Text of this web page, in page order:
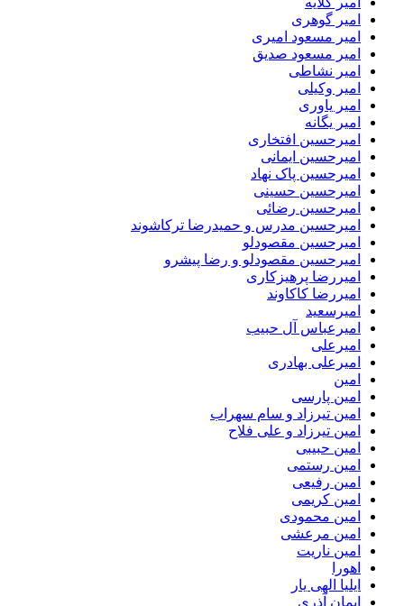
امیر گوهری
امیر مسعود امیری
امیر مسعود صدیق
امیر نشاطی
امیر وکیلی
امیر یاوری
امیر یگانه
امیرحسین افتخاری
امیرحسین ایمانی
امیرحسین پاک نهاد
امیرحسین حسینی
امیرحسین رضائی
امیرحسین مدرس و حمیدرضا ترکاشوند
امیرحسین مقصودلو
امیرحسین مقصودلو و رضا پیشرو
امیررضا پرهیزکاری
امیررضا کاکاوند
امیرسعید
امیرعباس آل حبیب
امیرعلی
امیرعلی بهادری
امین
امین پارسی
امین تیرزاد و سام سهراب
امین تیرزاد و علی فلاح
امین حبیبی
امین رستمی
امین رفیعی
امین کریمی
امین محمودی
امین مرعشی
امین ناریت
اهورا
ایلیا الهی یار
ایمان آذری